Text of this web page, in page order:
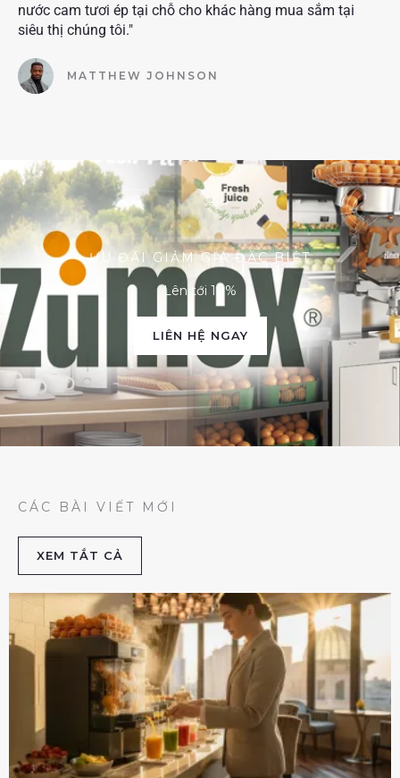
nước cam tươi ép tại chỗ cho khác hàng mua sắm tại
siêu thị chúng tôi."
MATTHEW JOHNSON
ƯU ĐÃI GIẢM GIÁ ĐẶC BIỆT
Lên tới 10%
LIÊN HỆ NGAY
CÁC BÀI VIẾT MỚI
XEM TẮT CẢ